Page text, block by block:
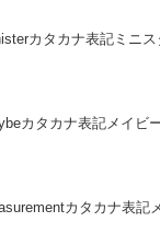
カタカナ表記ミニ
カタカナ表記メイビ
カタカナ表記